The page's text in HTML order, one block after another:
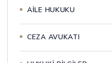
AİLE HUKUKU
CEZA AVUKATI